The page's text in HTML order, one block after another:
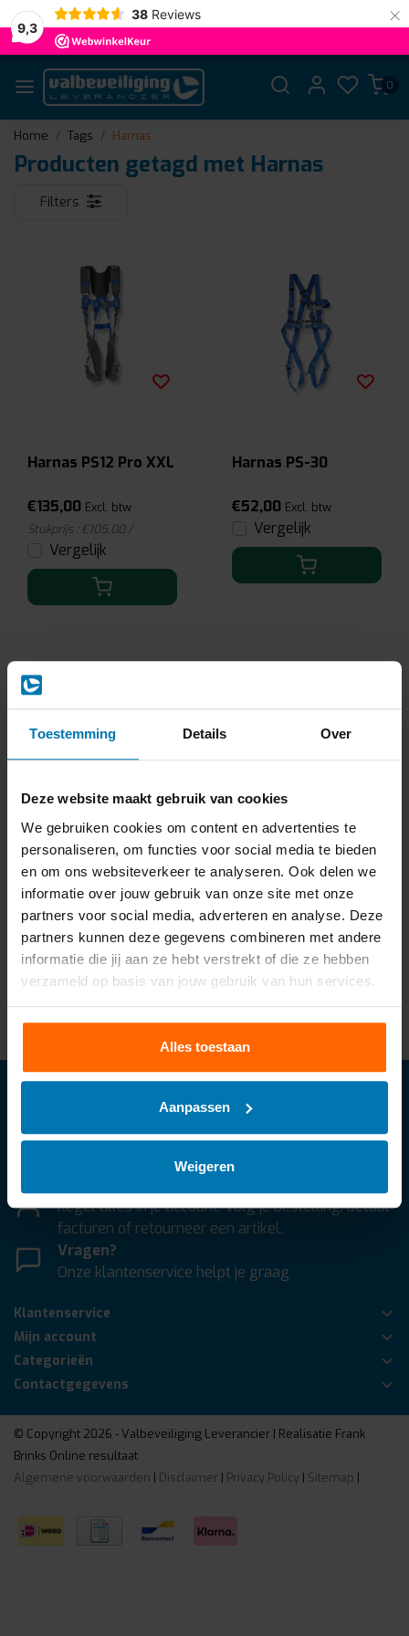
Toestemming Details Over
Deze website maakt gebruik van cookies
We gebruiken cookies om content en advertenties te
personaliseren, om functies voor social media te bieden
en om ons websiteverkeer te analyseren. Ook delen we
informatie over jouw gebruik van onze site met onze
partners voor social media, adverteren en analyse. Deze
partners kunnen deze gegevens combineren met andere
informatie die jij aan ze hebt verstrekt of die ze hebben
verzameld op basis van jouw gebruik van hun services.
Alles toestaan
Aanpassen
Weigeren
9,3
38 Reviews ×
0
Home Tags Harnas
Producten getagd met Harnas
Filters
Harnas PS12 Pro XXL
€135,00 Excl. btw
Stukprijs : €105,00 /
Vergelijk
Harnas PS-30
€52,00 Excl. btw
Vergelijk
Harnas PS71
€184,00 Excl. btw
Stukprijs : €165,00 /
Vergelijk
Abonneer je op onze nieuwsbrief
Regel alles in je account. Volg je bestelling, betaal
facturen of retourneer een artikel.
Vragen?
Onze klantenservice helpt je graag
Klantenservice
Mijn account
Categorieën
Contactgegevens
© Copyright 2026 - Valbeveiliging Leverancier | Realisatie Frank
Brinks Online resultaat
Algemene voorwaarden | Disclaimer | Privacy Policy | Sitemap |